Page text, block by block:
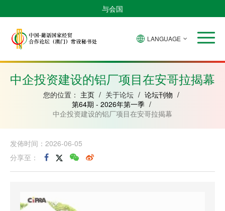
与会国
安
比
绍
內
亚
克
和
普
LANGUAGE
中企投资建设的铝厂项目在安哥拉揭幕
您的位置： 主页 / 关于论坛 / 论坛刊物 /
第64期 - 2026年第一季 /
中企投资建设的铝厂项目在安哥拉揭幕
发佈时间：2026-06-05
分享至：